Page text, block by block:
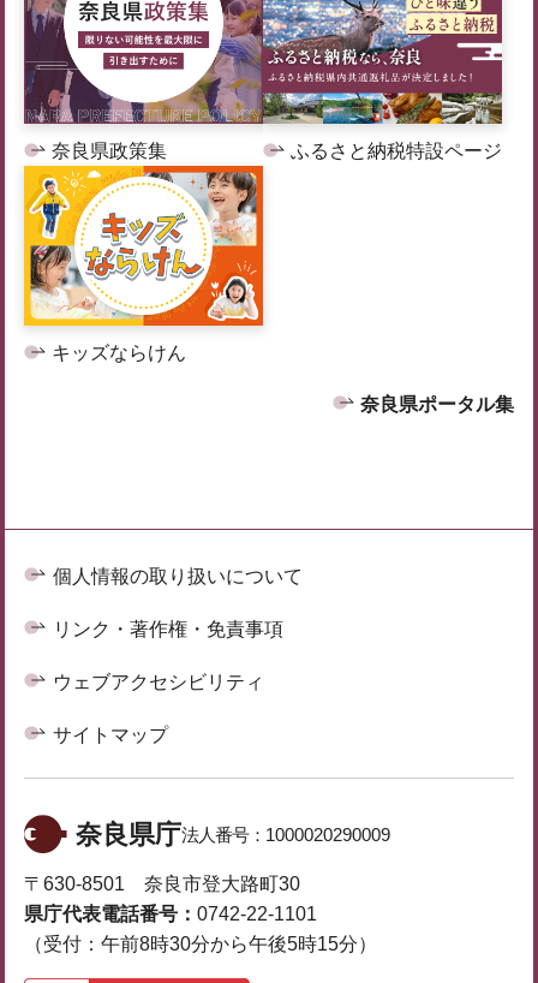
奈良県政策集 ふるさと納税特設ページ
キッズならけん
奈良県ポータル集
個人情報の取り扱いについて
リンク・著作権・免責事項
ウェブアクセシビリティ
サイトマップ
奈良県庁法人番号： 1000020290009
〒630-8501 奈良市登大路町30
県庁代表電話番号： 0742-22-1101
（受付：午前8時30分から午後5時15分）